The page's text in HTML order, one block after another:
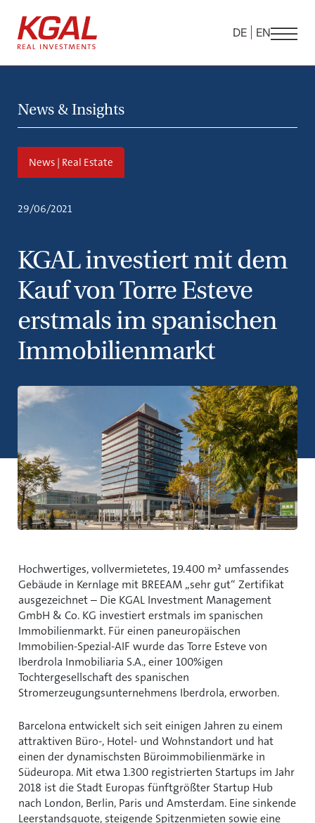
EN
DE
News & Insights
News | Real Estate
29/06/2021
KGAL investiert mit dem
Kauf von Torre Esteve
erstmals im spanischen
Immobilienmarkt
Hochwertiges, vollvermietetes, 19.400 m² umfassendes
Gebäude in Kernlage mit BREEAM „sehr gut“ Zertifikat
ausgezeichnet – Die KGAL Investment Management
GmbH & Co. KG investiert erstmals im spanischen
Immobilienmarkt. Für einen paneuropäischen
Immobilien-Spezial-AIF wurde das Torre Esteve von
Iberdrola Inmobiliaria S.A., einer 100%igen
Tochtergesellschaft des spanischen
Stromerzeugungsunternehmens Iberdrola, erworben.
Barcelona entwickelt sich seit einigen Jahren zu einem
attraktiven Büro-, Hotel- und Wohnstandort und hat
einen der dynamischsten Büroimmobilienmärke in
Südeuropa. Mit etwa 1.300 registrierten Startups im Jahr
2018 ist die Stadt Europas fünftgrößter Startup Hub
nach London, Berlin, Paris und Amsterdam. Eine sinkende
Leerstandsquote, steigende Spitzenmieten sowie eine